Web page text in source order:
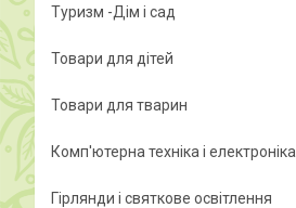
Туризм -Дім і сад
Товари для дітей
Товари для тварин
Комп'ютерна техніка і електроніка
Гірлянди і святкове освітлення